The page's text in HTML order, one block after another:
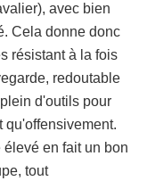
avec bien
Cela donne donc
résistant à la fois
redoutable
d'outils pour
qu'offensivement.
en fait un bon
tout